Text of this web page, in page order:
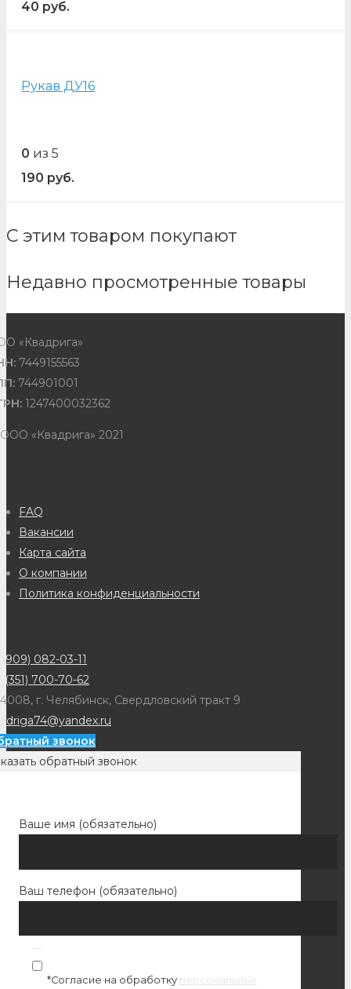
40 руб.
Рукав ДУ16
0 из 5
190 руб.
С этим товаром покупают
Недавно просмотренные товары
«Квадрига»
7449155563
744901001
1247400032362
«Квадрига» 2021
FAQ
Вакансии
Карта сайта
О компании
Политика конфиденциальности
082-03-11
(351) 700-70-62
г. Челябинск, Свердловский тракт 9
звонок
обратный звонок
Ваше имя (обязательно)
Ваш телефон (обязательно)
*Согласие на обработку персональных